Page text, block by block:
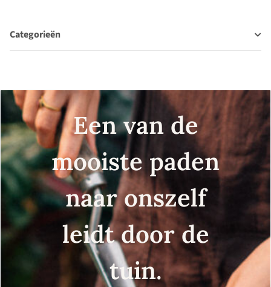
Categorieën
Een van de
mooiste paden
naar onszelf
leidt door de
tuin.